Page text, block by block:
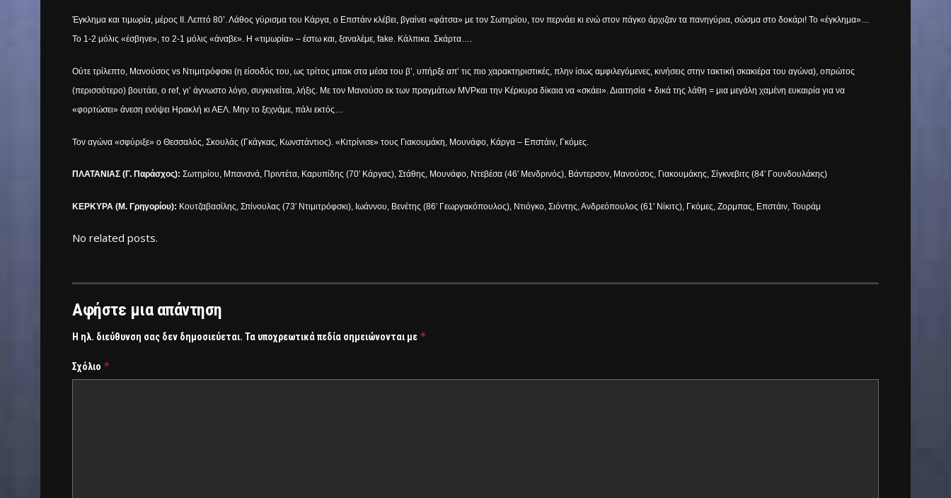
Έγκλημα και τιμωρία, μέρος ΙΙ. Λεπτό 80’. Λάθος γύρισμα του Κάργα, ο Επστάιν κλέβει, βγαίνει «φάτσα» με τον Σωτηρίου, τον περνάει κι ενώ στον πάγκο άρχιζαν τα πανηγύρια, σώσμα στο δοκάρι! Το «έγκλημα»…
Το 1-2 μόλις «έσβηνε», το 2-1 μόλις «άναβε». Η «τιμωρία» – έστω και, ξαναλέμε, fake. Κάλπικα. Σκάρτα….
Ούτε τρίλεπτο, Μανούσος vs Ντιμιτρόφσκι (η είσοδός του, ως τρίτος μπακ στα μέσα του β’, υπήρξε απ’ τις πιο χαρακτηριστικές, πλην ίσως αμφιλεγόμενες, κινήσεις στην τακτική σκακιέρα του αγώνα), oπρώτος
(περισσότερο) βουτάει, ο ref, γι’ άγνωστο λόγο, συγκινείται, λήξις. Με τον Μανούσο εκ των πραγμάτων MVPκαι την Κέρκυρα δίκαια να «σκάει». Διαιτησία + δικά της λάθη = μια μεγάλη χαμένη ευκαιρία για να
«φορτώσει» άνεση ενόψει Ηρακλή κι ΑΕΛ. Μην το ξεχνάμε, πάλι εκτός…
Τον αγώνα «σφύριξε» ο Θεσσαλός, Σκουλάς (Γκάγκας, Κωνστάντιος). «Κιτρίνισε» τους Γιακουμάκη, Μουνάφο, Κάργα – Επστάιν, Γκόμες.
ΠΛΑΤΑΝΙΑΣ (Γ. Παράσχος): Σωτηρίου, Μπανανά, Πριντέτα, Καρυπίδης (70′ Κάργας), Στάθης, Μουνάφο, Ντεβέσα (46′ Μενδρινός), Βάντερσον, Μανούσος, Γιακουμάκης, Σίγκνεβιτς (84′ Γουνδουλάκης)
ΚΕΡΚΥΡΑ (Μ. Γρηγορίου): Κουτζαβασίλης, Σπίνουλας (73′ Ντιμιτρόφσκι), Ιωάννου, Βενέτης (86′ Γεωργακόπουλος), Ντιόγκο, Σιόντης, Ανδρεόπουλος (61′ Νίκιτς), Γκόμες, Ζορμπας, Επστάιν, Τουράμ
No related posts.
Αφήστε μια απάντηση
Η ηλ. διεύθυνση σας δεν δημοσιεύεται. Τα υποχρεωτικά πεδία σημειώνονται με *
Σχόλιο *